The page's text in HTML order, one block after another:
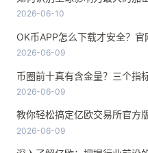
2026-06-10
OK币APP怎么下载才安全？
2026-06-09
币圈前十真有含金量？三个指
2026-06-09
教你轻松搞定亿欧交易所官方
2026-06-09